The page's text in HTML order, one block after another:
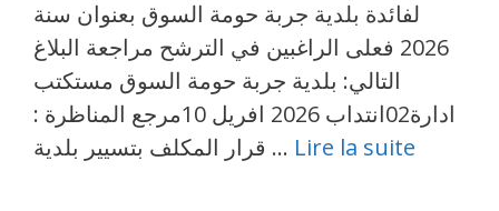
لفائدة بلدية جربة حومة السوق بعنوان سنة
2026 فعلى الراغبين في الترشح مراجعة البلاغ
التالي: بلدية جربة حومة السوق مستكتب
ادارة02انتداب 2026 افريل 10مرجع المناظرة :
قرار المكلف بتسيير بلدية … Lire la suite